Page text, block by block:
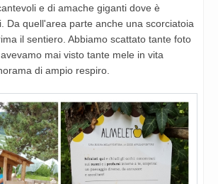
e di amache giganti dove è
Da quell'area parte anche una scorciatoia
il sentiero. Abbiamo scattato tante foto
mai visto tante mele in vita
di ampio respiro.